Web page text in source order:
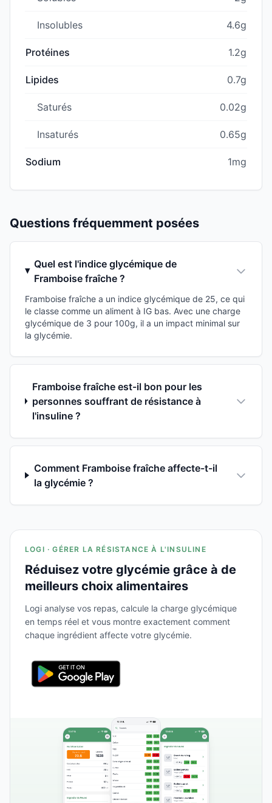
Insolubles 4.6g
Protéines 1.2g
Lipides 0.7g
Saturés 0.02g
Insaturés 0.65g
Sodium 1mg
Questions fréquemment posées
Quel est l'indice glycémique de
Framboise fraîche ?
Framboise fraîche a un indice glycémique de 25, ce qui
le classe comme un aliment à IG bas. Avec une charge
glycémique de 3 pour 100g, il a un impact minimal sur
la glycémie.
Framboise fraîche est-il bon pour les
personnes souffrant de résistance à
l'insuline ?
Comment Framboise fraîche affecte-t-il
la glycémie ?
LOGI · GÉRER LA RÉSISTANCE À L'INSULINE
Réduisez votre glycémie grâce à de
meilleurs choix alimentaires
Logi analyse vos repas, calcule la charge glycémique
en temps réel et vous montre exactement comment
chaque ingrédient affecte votre glycémie.